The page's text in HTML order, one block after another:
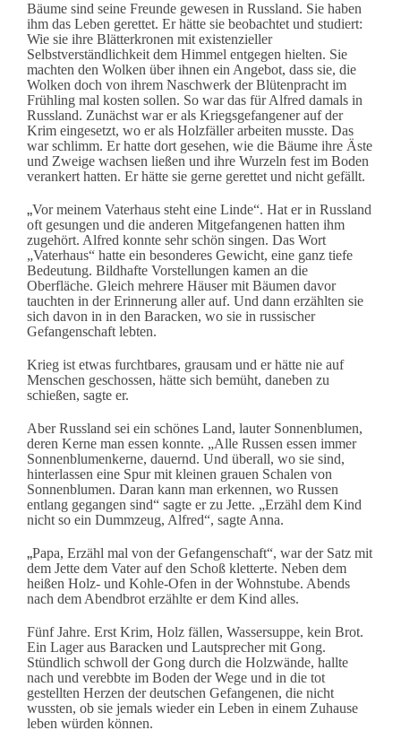
Bäume sind seine Freunde gewesen in Russland. Sie haben
ihm das Leben gerettet. Er hätte sie beobachtet und studiert:
Wie sie ihre Blätterkronen mit existenzieller
Selbstverständlichkeit dem Himmel entgegen hielten. Sie
machten den Wolken über ihnen ein Angebot, dass sie, die
Wolken doch von ihrem Naschwerk der Blütenpracht im
Frühling mal kosten sollen. So war das für Alfred damals in
Russland. Zunächst war er als Kriegsgefangener auf der
Krim eingesetzt, wo er als Holzfäller arbeiten musste. Das
war schlimm. Er hatte dort gesehen, wie die Bäume ihre Äste
und Zweige wachsen ließen und ihre Wurzeln fest im Boden
verankert hatten. Er hätte sie gerne gerettet und nicht gefällt.
„Vor meinem Vaterhaus steht eine Linde“. Hat er in Russland
oft gesungen und die anderen Mitgefangenen hatten ihm
zugehört. Alfred konnte sehr schön singen. Das Wort
„Vaterhaus“ hatte ein besonderes Gewicht, eine ganz tiefe
Bedeutung. Bildhafte Vorstellungen kamen an die
Oberfläche. Gleich mehrere Häuser mit Bäumen davor
tauchten in der Erinnerung aller auf. Und dann erzählten sie
sich davon in in den Baracken, wo sie in russischer
Gefangenschaft lebten.
Krieg ist etwas furchtbares, grausam und er hätte nie auf
Menschen geschossen, hätte sich bemüht, daneben zu
schießen, sagte er.
Aber Russland sei ein schönes Land, lauter Sonnenblumen,
deren Kerne man essen konnte. „Alle Russen essen immer
Sonnenblumenkerne, dauernd. Und überall, wo sie sind,
hinterlassen eine Spur mit kleinen grauen Schalen von
Sonnenblumen. Daran kann man erkennen, wo Russen
entlang gegangen sind“ sagte er zu Jette. „Erzähl dem Kind
nicht so ein Dummzeug, Alfred“, sagte Anna.
„Papa, Erzähl mal von der Gefangenschaft“, war der Satz mit
dem Jette dem Vater auf den Schoß kletterte. Neben dem
heißen Holz- und Kohle-Ofen in der Wohnstube. Abends
nach dem Abendbrot erzählte er dem Kind alles.
Fünf Jahre. Erst Krim, Holz fällen, Wassersuppe, kein Brot.
Ein Lager aus Baracken und Lautsprecher mit Gong.
Stündlich schwoll der Gong durch die Holzwände, hallte
nach und verebbte im Boden der Wege und in die tot
gestellten Herzen der deutschen Gefangenen, die nicht
wussten, ob sie jemals wieder ein Leben in einem Zuhause
leben würden können.